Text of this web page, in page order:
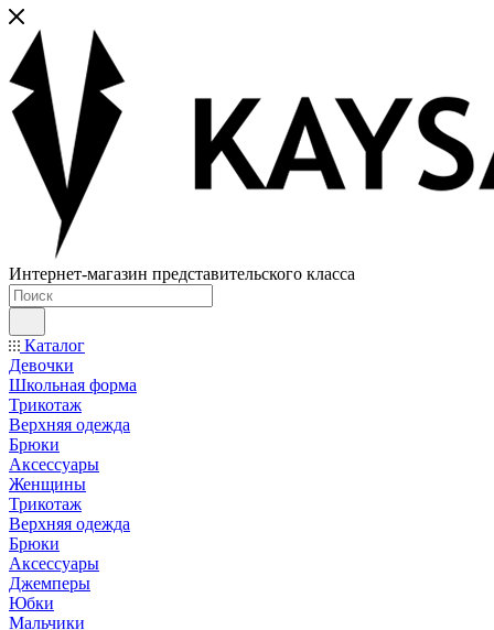
Интернет-магазин представительского класса
Каталог
Девочки
Школьная форма
Трикотаж
Верхняя одежда
Брюки
Аксессуары
Женщины
Трикотаж
Верхняя одежда
Брюки
Аксессуары
Джемперы
Юбки
Мальчики